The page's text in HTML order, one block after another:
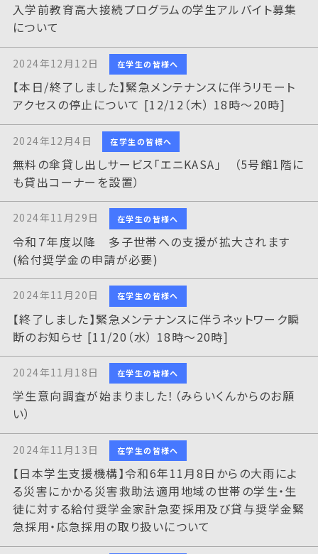
入学前教育高大接続プログラムの学生アルバイト募集
について
2024年12月12日 在学生の皆様へ
【本日/終了しました】緊急メンテナンスに伴うリモート
アクセスの停止について [12/12（木） 18時～20時]
2024年12月4日 在学生の皆様へ
無料の傘貸し出しサービス「エニKASA」 （5号館1階に
も貸出コーナーを設置）
2024年11月29日 在学生の皆様へ
令和７年度以降 多子世帯への支援が拡大されます
(給付奨学金の申請が必要)
2024年11月20日 在学生の皆様へ
【終了しました】緊急メンテナンスに伴うネットワーク瞬
断のお知らせ [11/20（水） 18時～20時]
2024年11月18日 在学生の皆様へ
学生意向調査が始まりました！（みらいくんからのお願
い）
2024年11月13日 在学生の皆様へ
【日本学生支援機構】令和6年11月8日からの大雨によ
る災害にかかる災害救助法適用地域の世帯の学生・生
徒に対する給付奨学金家計急変採用及び貸与奨学金緊
急採用・応急採用の取り扱いについて